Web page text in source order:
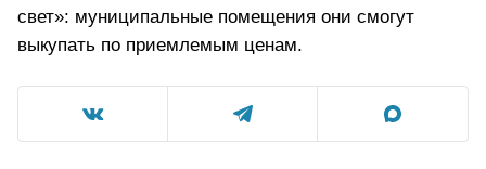
свет»: муниципальные помещения они смогут
выкупать по приемлемым ценам.